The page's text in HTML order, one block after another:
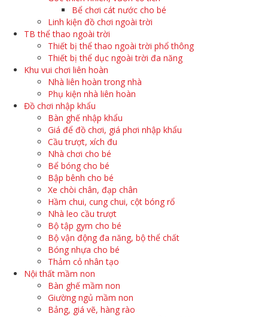
Bể chơi cát nước cho bé
Linh kiện đồ chơi ngoài trời
TB thể thao ngoài trời
Thiết bị thể thao ngoài trời phổ thông
Thiết bị thể dục ngoài trời đa năng
Khu vui chơi liên hoàn
Nhà liên hoàn trong nhà
Phụ kiện nhà liên hoàn
Đồ chơi nhập khẩu
Bàn ghế nhập khẩu
Giá để đồ chơi, giá phơi nhập khẩu
Cầu trượt, xích đu
Nhà chơi cho bé
Bể bóng cho bé
Bập bênh cho bé
Xe chòi chân, đạp chân
Hầm chui, cung chui, cột bóng rổ
Nhà leo cầu trượt
Bộ tập gym cho bé
Bộ vận động đa năng, bộ thể chất
Bóng nhựa cho bé
Thảm cỏ nhân tạo
Nội thất mầm non
Bàn ghế mầm non
Giường ngủ mầm non
Bảng, giá vẽ, hàng rào